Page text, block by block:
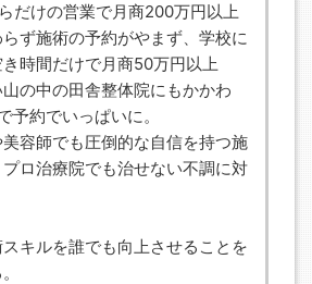
だけの営業で月商200万円以上
らず施術の予約がやまず、学校に
時間だけで月商50万円以上
山の中の田舎整体院にもかかわ
予約でいっぱいに。
美容師でも圧倒的な自信を持つ施
ロ治療院でも治せない不調に対
キルを誰でも向上させることを